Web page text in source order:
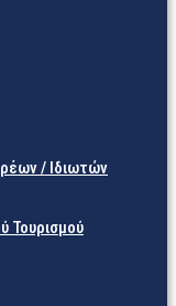
/ Ιδιωτών
Τουρισμού